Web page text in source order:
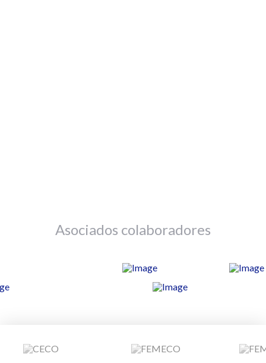
Asociados colaboradores